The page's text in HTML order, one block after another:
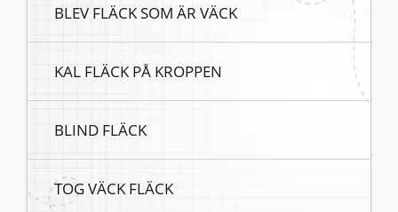
BLEV FLÄCK SOM ÄR VÄCK
KAL FLÄCK PÅ KROPPEN
BLIND FLÄCK
TOG VÄCK FLÄCK